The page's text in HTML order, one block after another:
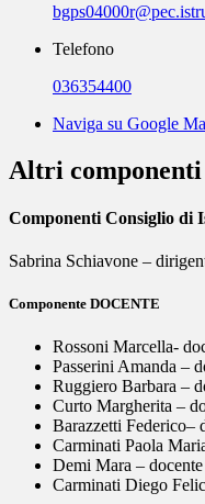
Telefono
036354400
Naviga su Google
Altri componenti
Componenti Consiglio di
Sabrina Schiavone –
Componente DOCENTE
Rossoni Marcella-
Passerini Amanda –
Ruggiero Barbara –
Curto Margherita –
Barazzetti Federico–
Carminati Paola
Demi Mara – docente
Carminati Diego